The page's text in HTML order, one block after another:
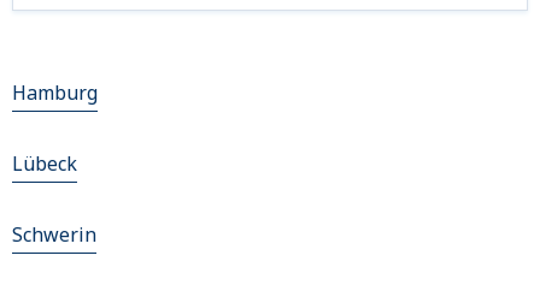
Hamburg
Lübeck
Schwerin